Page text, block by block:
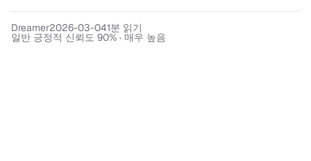
Dreamer2026-03-041분 읽기
일반 긍정적 신뢰도 90% · 매우 높음